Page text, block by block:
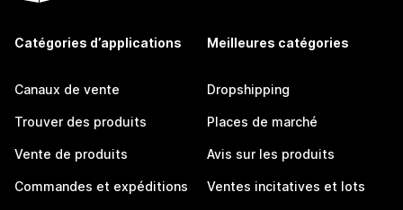
Catégories d’applications
Canaux de vente
Trouver des produits
Vente de produits
Commandes et expéditions
Meilleures catégories
Dropshipping
Places de marché
Avis sur les produits
Ventes incitatives et lots